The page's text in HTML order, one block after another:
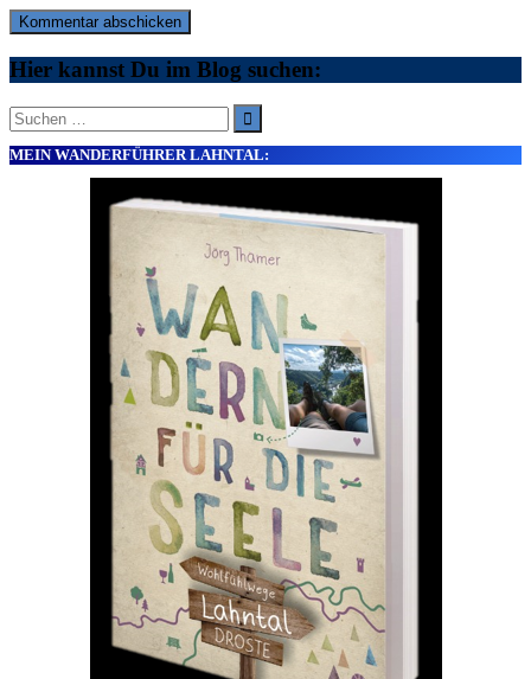
Hier kannst Du im Blog suchen:
Suche
nach:
MEIN WANDERFÜHRER LAHNTAL: